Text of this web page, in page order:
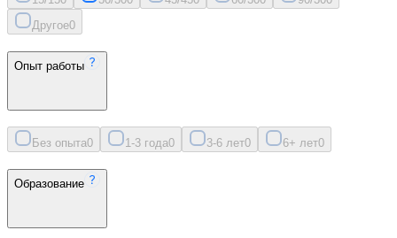
Другое0
Опыт работы
Без опыта0 1-3 года0 3-6 лет0 6+ лет0
Образование